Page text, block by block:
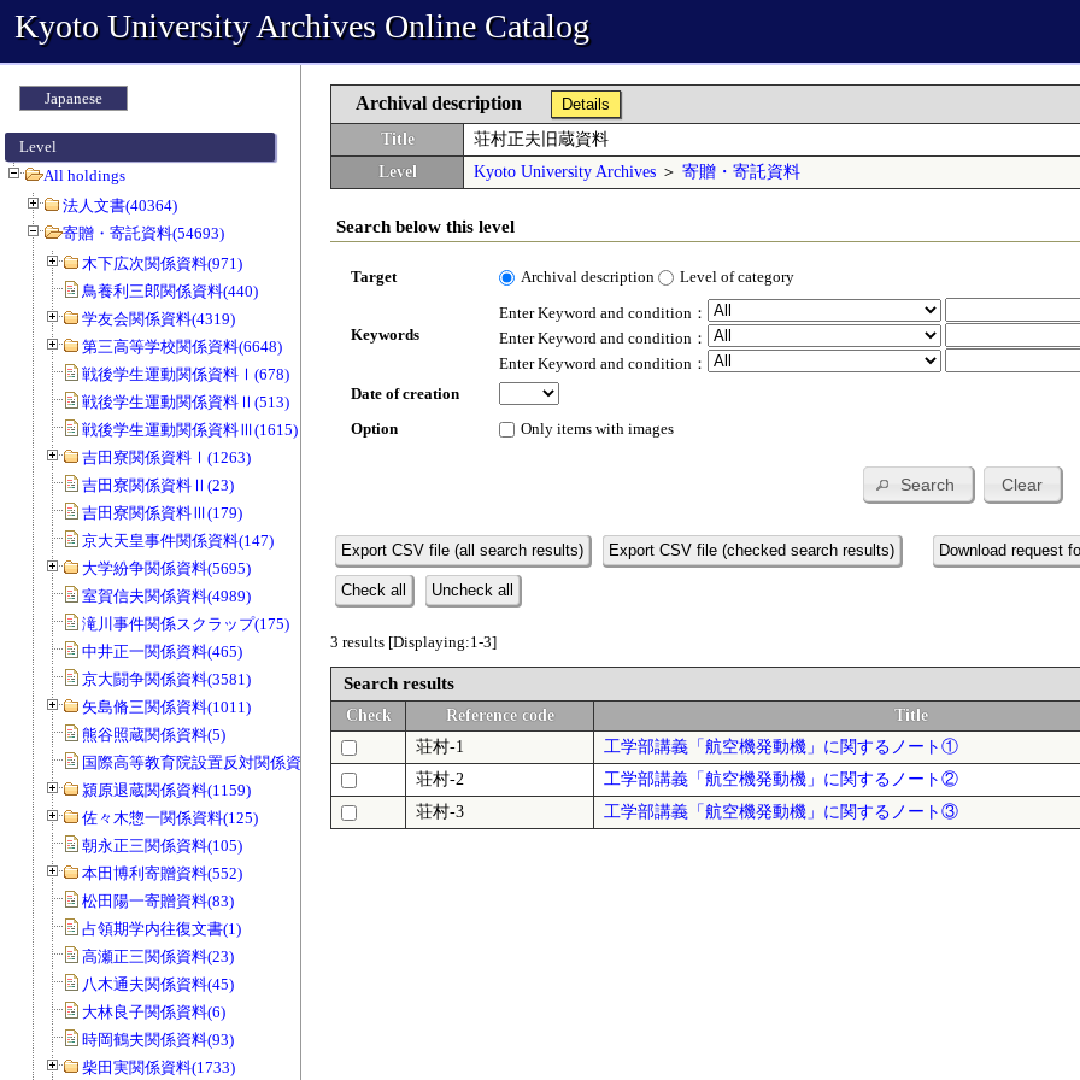
Kyoto University Archives Online Catalog
Japanese
Level
All holdings
法人文書(40364)
寄贈・寄託資料(54693)
木下広次関係資料(971)
鳥養利三郎関係資料(440)
学友会関係資料(4319)
第三高等学校関係資料(6648)
戦後学生運動関係資料Ⅰ(678)
戦後学生運動関係資料Ⅱ(513)
戦後学生運動関係資料Ⅲ(1615)
吉田寮関係資料Ⅰ(1263)
吉田寮関係資料Ⅱ(23)
吉田寮関係資料Ⅲ(179)
京大天皇事件関係資料(147)
大学紛争関係資料(5695)
室賀信夫関係資料(4989)
滝川事件関係スクラップ(175)
中井正一関係資料(465)
京大闘争関係資料(3581)
矢島脩三関係資料(1011)
熊谷照蔵関係資料(5)
国際高等教育院設置反対関係資料(20)
潁原退蔵関係資料(1159)
佐々木惣一関係資料(125)
朝永正三関係資料(105)
本田博利寄贈資料(552)
松田陽一寄贈資料(83)
占領期学内往復文書(1)
高瀬正三関係資料(23)
八木通夫関係資料(45)
大林良子関係資料(6)
時岡鶴夫関係資料(93)
柴田実関係資料(1733)
Archival description
Details
Title
荘村正夫旧蔵資料
Level
Kyoto University Archives ＞ 寄贈・寄託資料
Search below this level
Target Archival description Level of category
Keywords
Enter Keyword and condition：
Enter Keyword and condition：
Enter Keyword and condition：
Date of creation
Option
Only items with images
Search Clear
Export CSV file (all search results) Export CSV file (checked search results) Download request
Check all
Uncheck all
3 results [Displaying:1-3]
Search results
Check Reference code Title
荘村-1
工学部講義「航空機発動機」に関するノート①
荘村-2
工学部講義「航空機発動機」に関するノート②
荘村-3
工学部講義「航空機発動機」に関するノート③